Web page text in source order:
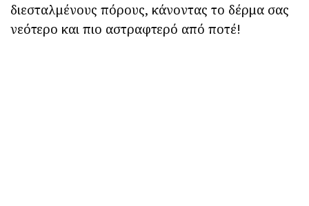
διεσταλμένους πόρους, κάνοντας το δέρμα σας
νεότερο και πιο αστραφτερό από ποτέ!